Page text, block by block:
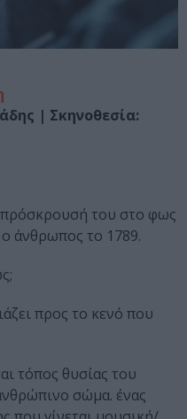
| Σκηνοθεσία:
πρόσκρουσή του στο φως
άνθρωπος το 1789.
προς το κενό που
τόπος θυσίας του
σώμα. ένας